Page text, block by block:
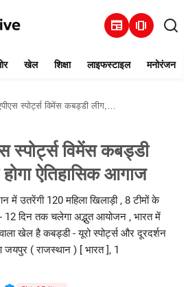
newspaper amp_stories
खेल शिक्षा लाइफस्टाइल मनोरंजन
विमेंस कबड्डी लीग, 16 जून को होगा ऐतिहासिक आगाज
स्पोर्ट्स विमेंस कबड्डी
ऐतिहासिक आगाज
में उतरेंगी 120 महिला खिलाड़ी , 8 टीमों के
12 दिन तक चलेगा अद्भुत आयोजन , भारत में
खेल है कबड्डी - यूरो स्पोर्ट्स और दूरदर्शन
जयपुर ( राजस्थान ) [ भारत ], 1